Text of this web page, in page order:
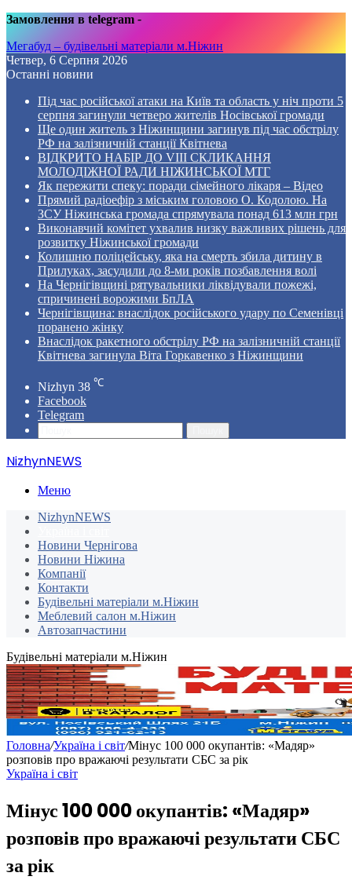
Замовлення в telegram -
Мегабуд – будівельні матеріали м.Ніжин
Четвер, 6 Серпня 2026
Останні новини
Під час російської атаки на Київ та область у ніч проти 5
серпня загинули четверо жителів Носівської громади
Ще один житель з Ніжинщини загинув під час обстрілу
РФ на залізничній станції Квітнева
ВІДКРИТО НАБІР ДО VIII СКЛИКАННЯ
МОЛОДІЖНОЇ РАДИ НІЖИНСЬКОЇ МТГ
Як пережити спеку: поради сімейного лікаря – Відео
Прямий радіоефір з міським головою О. Кодолою. На
ЗСУ Ніжинська громада спрямувала понад 613 млн грн
Виконавчий комітет ухвалив низку важливих рішень для
розвитку Ніжинської громади
Колишню поліцейську, яка на смерть збила дитину в
Прилуках, засудили до 8-ми років позбавлення волі
На Чернігівщині рятувальники ліквідували пожежі,
спричинені ворожими БпЛА
Чернігівщина: внаслідок російського удару по Семенівці
поранено жінку
Внаслідок ракетного обстрілу РФ на залізничній станції
Квітнева загинула Віта Горкавенко з Ніжинщини
Nizhyn 38 ℃
Facebook
Telegram
NizhynNEWS
Меню
NizhynNEWS
Новини Чернігова
Новини Ніжина
Компанії
Контакти
Будівельні матеріали м.Ніжин
Меблевий салон м.Ніжин
Автозапчастини
Будівельні матеріали м.Ніжин
Головна/Україна і світ/Мінус 100 000 окупантів: «Мадяр»
розповів про вражаючі результати СБС за рік
Україна і світ
Мінус 100 000 окупантів: «Мадяр»
розповів про вражаючі результати СБС
за рік